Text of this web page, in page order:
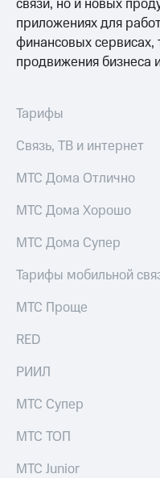
деловая этика
На главную
связи, но и новых
приложениях для
финансовых сервисах,
продвижения бизнеса
Тарифы
Связь, ТВ и интернет
МТС Дома Отлично
МТС Дома Хорошо
МТС Дома Супер
Тарифы мобильной
МТС Проще
RED
РИИЛ
МТС Супер
МТС ТОП
МТС Junior